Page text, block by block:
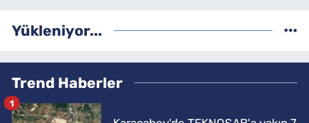
Yükleniyor...
Trend Haberler
1